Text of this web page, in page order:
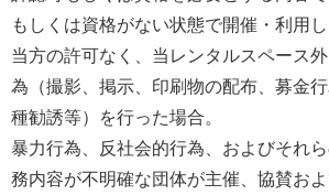
もしくは資格がない状態で開催・利用し
当方の許可なく、当レンタルスペース
為（撮影、掲示、印刷物の配布、募金
種勧誘等）を行った場合。
暴力行為、反社会的行為、およびそれ
務内容が不明確な団体が主催、協賛お